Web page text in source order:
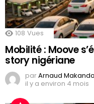
108 Vues
Mobilité : Moove
story nigériane
parArnaud Makanda
il y a environ 4 mois